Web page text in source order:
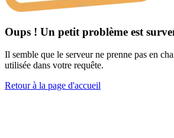
Oups ! Un petit problème est
Il semble que le serveur ne prenne pas en
utilisée dans votre requête.
Retour à la page d'accueil